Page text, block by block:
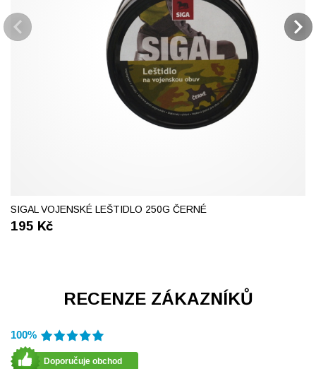
SIGAL VOJENSKÉ LEŠTIDLO 250G ČERNÉ
195 Kč
RECENZE ZÁKAZNÍKŮ
100%
Doporučuje obchod